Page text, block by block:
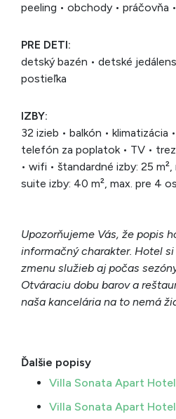
peeling • obchody • práčovňa
PRE DETI:
detský bazén • detské
postieľka
IZBY:
32 izieb • balkón • klimatizácia
telefón za poplatok • TV •
• wifi • štandardné izby: 25
suite izby: 40 m², max. pre 4
Upozorňujeme Vás, že popis
informačný charakter. Hotel
zmenu služieb aj počas
Otváraciu dobu barov a
naša kancelária na to nemá
Ďalšie popisy
Villa Sonata Apart Hotel
Villa Sonata Apart Hotel